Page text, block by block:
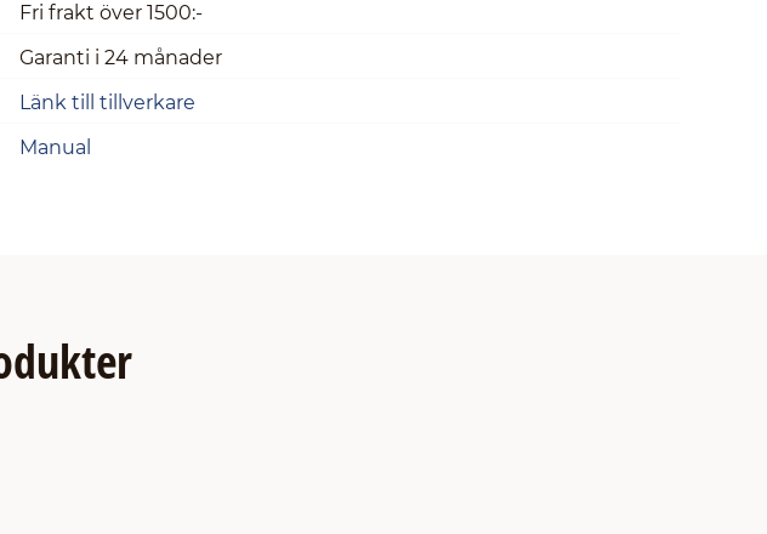
Fri frakt över 1500:-
Garanti i 24 månader
Länk till tillverkare
Manual